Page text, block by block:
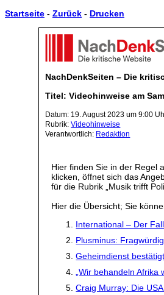
Startseite - Zurück - Drucken
NachDenkSeiten – Die
Titel: Videohinweise am
Datum: 19. August 2023 um 9:00
Rubrik:Videohinweise
Verantwortlich: Redaktion
Hier finden Sie in der Regel
klicken, öffnet sich das
für die Rubrik „Musik trifft
Hier die Übersicht; Sie
International – Der
Plusminus:
Geheimdienst
„Wir behandeln
Craig Murray: Die